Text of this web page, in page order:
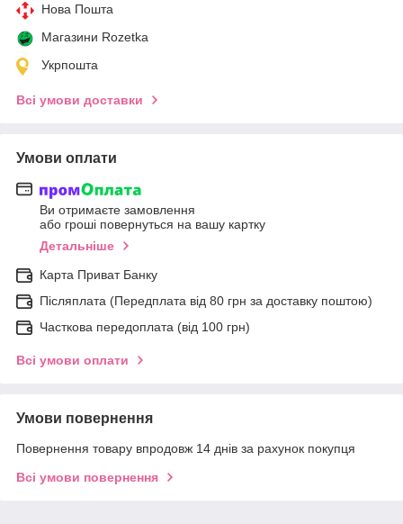
Нова Пошта
Магазини Rozetka
Укрпошта
Всі умови доставки
Умови оплати
Ви отримаєте замовлення
або гроші повернуться на вашу картку
Детальніше
Карта Приват Банку
Післяплата (Передплата від 80 грн за доставку поштою)
Часткова передоплата (від 100 грн)
Всі умови оплати
Умови повернення
Повернення товару впродовж 14 днів за рахунок покупця
Всі умови повернення